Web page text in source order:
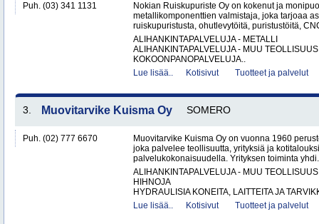
Puh. (03) 341 1131
Nokian Ruiskupuriste Oy on kokenut ja
metallikomponenttien valmistaja, joka tarjoaa
ruiskupuristusta, ohutlevytöitä, puristustöitä,
ALIHANKINTAPALVELUJA - METALLI
ALIHANKINTAPALVELUJA - MUU TEOLLISUUS
KOKOONPANOPALVELUJA..
Lue lisää..
Kotisivut Tuotteet ja palvelut
3. Muovitarvike Kuisma Oy SOMERO
Puh. (02) 777 6670
Muovitarvike Kuisma Oy on vuonna 1960
joka palvelee teollisuutta, yrityksiä ja
palvelukokonaisuudella. Yrityksen toiminta
ALIHANKINTAPALVELUJA - MUU TEOLLISUUS
HIHNOJA
HYDRAULISIA KONEITA, LAITTEITA JA
Lue lisää..
Kotisivut Tuotteet ja palvelut